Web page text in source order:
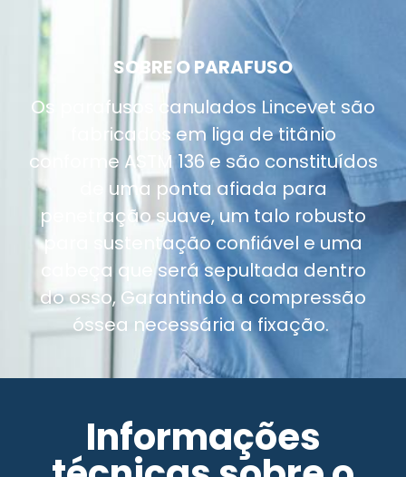
SOBRE O PARAFUSO
Os parafusos canulados Lincevet são
fabricados em liga de titânio
conforme ASTM 136 e são constituídos
de uma ponta afiada para
penetração suave, um talo robusto
para sustentação confiável e uma
cabeça que será sepultada dentro
do osso, Garantindo a compressão
óssea necessária a fixação.
Informações